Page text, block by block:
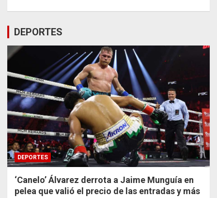
DEPORTES
DEPORTES
‘Canelo’ Álvarez derrota a Jaime Munguía en
pelea que valió el precio de las entradas y más